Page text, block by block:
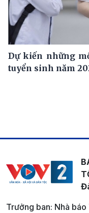
Dự kiến những
tuyển sinh năm
Trưởng ban: Nhà báo